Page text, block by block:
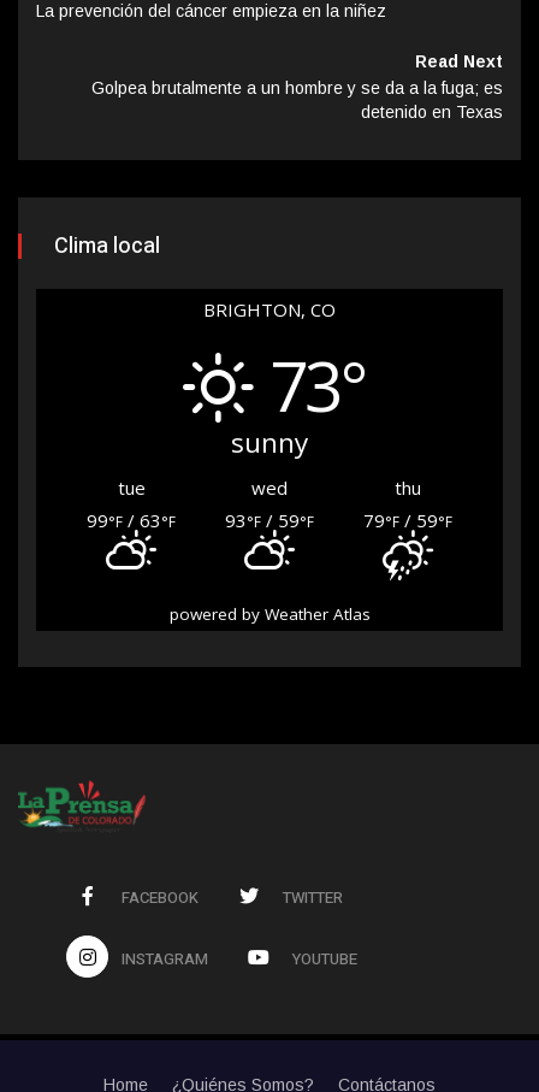
La prevención del cáncer empieza en la niñez
Read Next
Golpea brutalmente a un hombre y se da a la fuga; es
detenido en Texas
Clima local
BRIGHTON, CO
73°
sunny
tue wed
thu
99°F / 63°F 93°F/ 59°F 79°F/ 59°F
powered by Weather Atlas
FACEBOOK TWITTER
INSTAGRAM YOUTUBE
Home ¿Quiénes Somos? Contáctanos